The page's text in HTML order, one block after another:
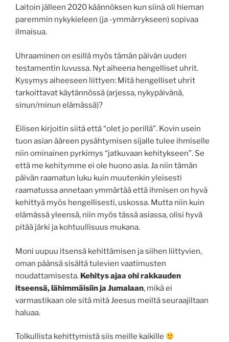
Laitoin jälleen 2020 käännöksen kun siinä oli hieman
paremmin nykykieleen (ja -ymmärrykseen) sopivaa
ilmaisua.
Uhraaminen on esillä myös tämän päivän uuden
testamentin luvussa. Nyt aiheena hengelliset uhrit.
Kysymys aiheeseen liittyen: Mitä hengelliset uhrit
tarkoittavat käytännössä (arjessa, nykypäivänä,
sinun/minun elämässä)?
Eilisen kirjoitin siitä että “olet jo perillä”. Kovin usein
tuon asian ääreen pysähtymisen sijalle tulee ihmiselle
niin ominainen pyrkimys “jatkuvaan kehitykseen”. Se
että me kehitymme ei ole huono asia. Ja niin tämän
päivän raamatun luku kuin muutenkin yleisesti
raamatussa annetaan ymmärtää että ihmisen on hyvä
kehittyä myös hengellisesti, uskossa. Mutta niin kuin
elämässä yleensä, niin myös tässä asiassa, olisi hyvä
pitää järki ja kohtuullisuus mukana.
Moni uupuu itsensä kehittämisen ja siihen liittyvien,
oman päänsä sisältä tulevien vaatimusten
noudattamisesta. Kehitys ajaa ohi rakkauden
itseensä, lähimmäisiin ja Jumalaan, mikä ei
varmastikaan ole sitä mitä Jeesus meiltä seuraajiltaan
haluaa.
Tolkullista kehittymistä siis meille kaikille